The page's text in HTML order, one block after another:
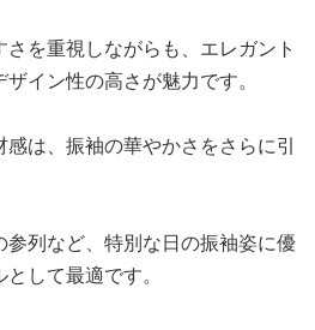
を重視しながらも、エレガント
イン性の高さが魅力です。
は、振袖の華やかさをさらに引
列など、特別な日の振袖姿に優
して最適です。